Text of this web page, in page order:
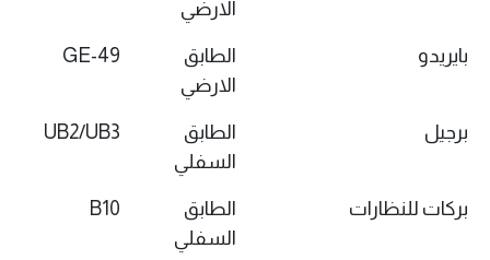
الارضي
بايريدو
الطابق
الارضي
GE-49
برجيل
الطابق
السفلي
UB2/UB3
بركات للنظارات
الطابق
السفلي
B10